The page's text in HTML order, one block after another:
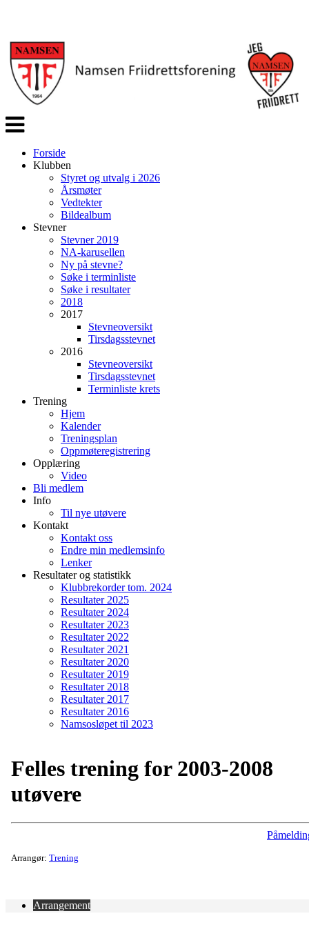
Veksle
navigasjon
Forside
Klubben
Styret og utvalg i 2026
Årsmøter
Vedtekter
Bildealbum
Stevner
Stevner 2019
NA-karusellen
Ny på stevne?
Søke i terminliste
Søke i resultater
2018
2017
Stevneoversikt
Tirsdagsstevnet
2016
Stevneoversikt
Tirsdagsstevnet
Terminliste krets
Trening
Hjem
Kalender
Treningsplan
Oppmøteregistrering
Opplæring
Video
Bli medlem
Info
Til nye utøvere
Kontakt
Kontakt oss
Endre min medlemsinfo
Lenker
Resultater og statistikk
Klubbrekorder tom. 2024
Resultater 2025
Resultater 2024
Resultater 2023
Resultater 2022
Resultater 2021
Resultater 2020
Resultater 2019
Resultater 2018
Resultater 2017
Resultater 2016
Namsosløpet til 2023
Felles trening for 2003-2008
utøvere
Arrangør: Trening
Arrangement